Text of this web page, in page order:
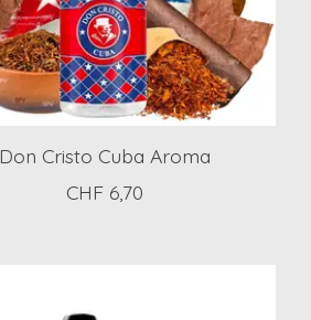
Don Cristo Cuba Aroma
CHF 6,70